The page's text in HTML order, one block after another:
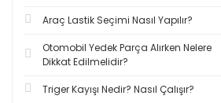
Araç Lastik Seçimi Nasıl Yapılır?
Otomobil Yedek Parça Alırken Nelere
Dikkat Edilmelidir?
Triger Kayışı Nedir? Nasıl Çalışır?